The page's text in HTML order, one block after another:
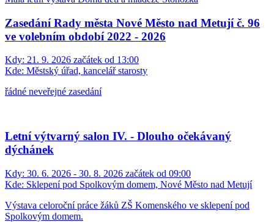
Zasedání Rady města Nové Město nad Metují č. 96
ve volebním období 2022 - 2026
Kdy: 21. 9. 2026 začátek od 13:00
Kde: Městský úřad, kancelář starosty
řádné neveřejné zasedání
Letní výtvarný salon IV. - Dlouho očekávaný
dýchánek
Kdy: 30. 6. 2026 - 30. 8. 2026 začátek od 09:00
Kde: Sklepení pod Spolkovým domem, Nové Město nad Metují
Výstava celoroční práce žáků ZŠ Komenského ve sklepení pod
Spolkovým domem.